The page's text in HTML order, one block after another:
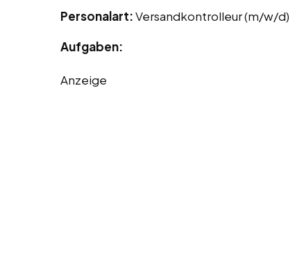
Personalart:Versandkontrolleur (m/w/d)
Aufgaben:
Anzeige